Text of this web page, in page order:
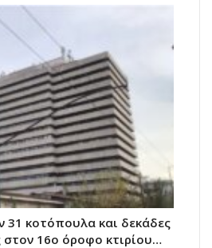
31 κοτόπουλα και δεκάδες
στον 16ο όροφο κτιρίου…